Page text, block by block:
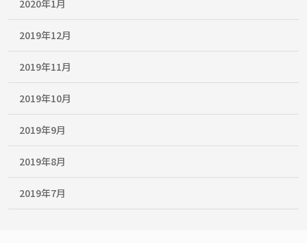
2020年1月
2019年12月
2019年11月
2019年10月
2019年9月
2019年8月
2019年7月